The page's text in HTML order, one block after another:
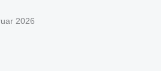
2026